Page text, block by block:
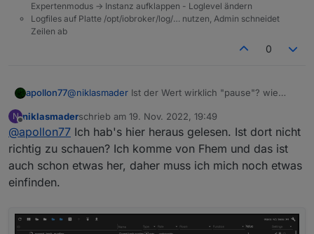
Expertenmodus -> Instanz aufklappen - Loglevel ändern
Logfiles auf Platte /opt/iobroker/log/… nutzen, Admin schneidet
Zeilen ab
0
apollon77@niklasmader Ist der Wert wirklich "pause"? wie
N
Offline
niklasmaderschrieb am 19. Nov. 2022, 19:49
zuletzt editiert von
@apollon77 Ich hab's hier heraus gelesen. Ist dort nicht
richtig zu schauen? Ich komme von Fhem und das ist
auch schon etwas her, daher muss ich mich noch etwas
einfinden.